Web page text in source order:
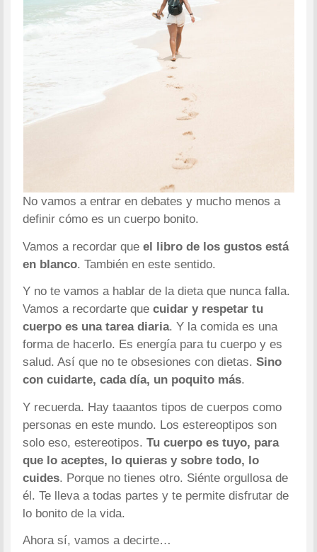
No vamos a entrar en debates y mucho menos a
definir cómo es un cuerpo bonito.
Vamos a recordar que el libro de los gustos está
en blanco. También en este sentido.
Y no te vamos a hablar de la dieta que nunca falla.
Vamos a recordarte que cuidar y respetar tu
cuerpo es una tarea diaria. Y la comida es una
forma de hacerlo. Es energía para tu cuerpo y es
salud. Así que no te obsesiones con dietas.Sino
con cuidarte, cada día, un poquito más.
Y recuerda. Hay taaantos tipos de cuerpos como
personas en este mundo. Los estereoptipos son
solo eso, estereotipos.Tu cuerpo es tuyo, para
que lo aceptes, lo quieras y sobre todo, lo
cuides. Porque no tienes otro. Siénte orgullosa de
él. Te lleva a todas partes y te permite disfrutar de
lo bonito de la vida.
Ahora sí, vamos a decirte…